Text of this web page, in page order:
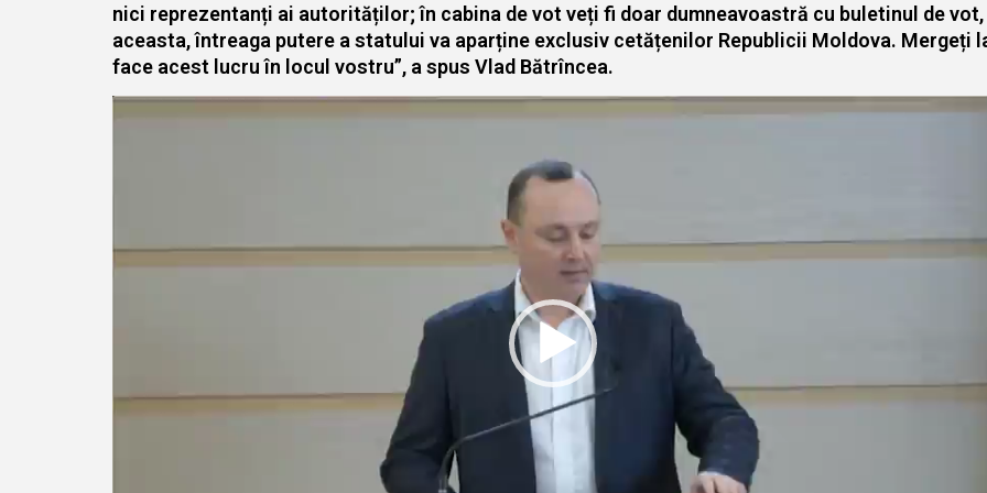
nici reprezentanți ai autorităților; în cabina de vot veți fi doar dumneavoastră cu buletinul de
aceasta, întreaga putere a statului va aparține exclusiv cetățenilor Republicii Moldova. Mergeți
face acest lucru în locul vostru”, a spus Vlad Bătrîncea.
Player